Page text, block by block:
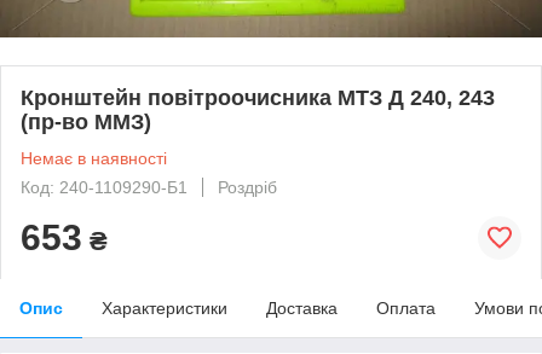
Кронштейн повітроочисника МТЗ Д 240, 243
(пр-во ММЗ)
Немає в наявності
Код: 240-1109290-Б1
Роздріб
653 ₴
Опис Характеристики Доставка Оплата Умови